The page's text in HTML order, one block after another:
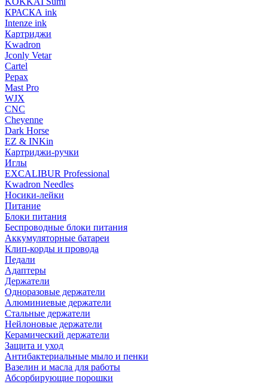
КРАСКА ink
Intenze ink
Картриджи
Kwadron
Jconly Vetar
Cartel
Pepax
Mast Pro
WJX
CNC
Cheyenne
Dark Horse
EZ & INKin
Картриджи-ручки
Иглы
EXCALIBUR Professional
Kwadron Needles
Носики-лейки
Питание
Блоки питания
Беспроводные блоки питания
Аккумуляторные батареи
Клип-корды и провода
Педали
Адаптеры
Держатели
Одноразовые держатели
Алюминиевые держатели
Стальные держатели
Нейлоновые держатели
Керамический держатели
Защита и уход
Антибактериальные мыло и пенки
Вазелин и масла для работы
Абсорбирующие порошки